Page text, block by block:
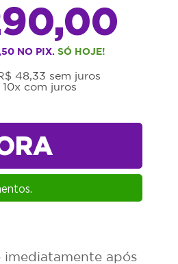
NO PIX. SÓ HOJE!
48,33 sem juros
com juros
após